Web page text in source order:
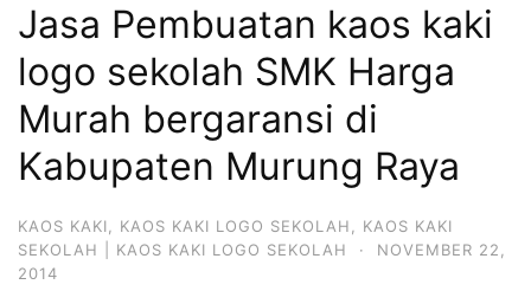
Jasa Pembuatan kaos kaki
logo sekolah SMK Harga
Murah bergaransi di
Kabupaten Murung Raya
KAOS KAKI KAOS KAKI LOGO SEKOLAH
KAOS KAKI
SEKOLAH | KAOS KAKI LOGO SEKOLAH
·
NOVEMBER 22,
2014